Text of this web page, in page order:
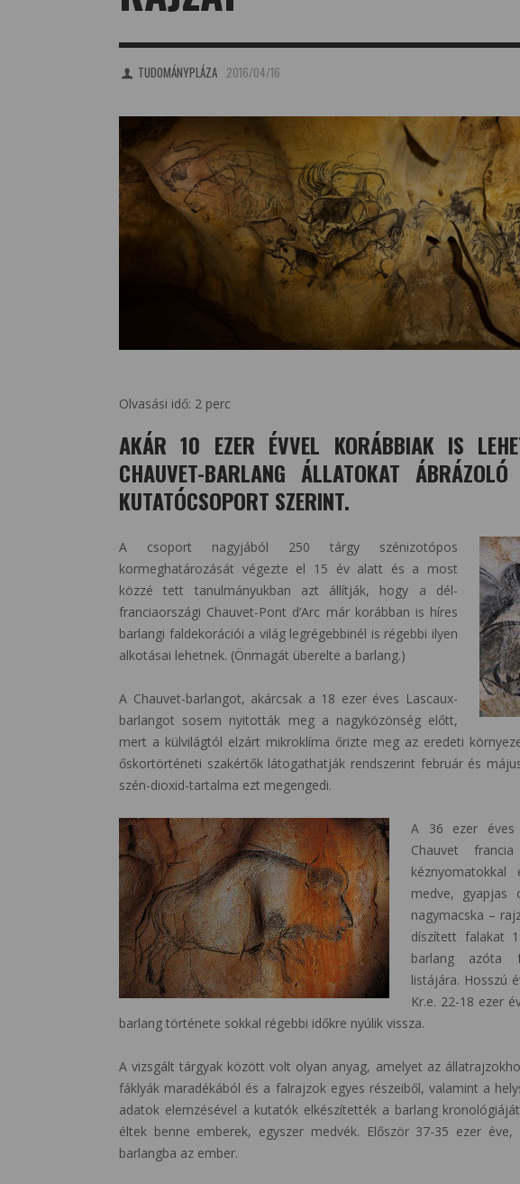
TUDOMÁNYPLÁZA 2016/04/16
Olvasási idő: 2 perc
AKÁR 10 EZER ÉVVEL KORÁBBIAK IS
CHAUVET-BARLANG ÁLLATOKAT
KUTATÓCSOPORT SZERINT.
A csoport nagyjából 250 tárgy szénizotópos
kormeghatározását végezte el 15 év alatt és a most
közzé tett tanulmányukban azt állítják, hogy a dél-
franciaországi Chauvet-Pont d’Arc már korábban is híres
barlangi faldekorációi a világ legrégebbinél is régebbi ilyen
alkotásai lehetnek. (Önmagát überelte a barlang.)
A Chauvet-barlangot, akárcsak a 18 ezer éves Lascaux-
barlangot sosem nyitották meg a nagyközönség előtt,
mert a külvilágtól elzárt mikroklíma őrizte meg az eredeti
őskortörténeti szakértők látogathatják rendszerint február és
szén-dioxid-tartalma ezt megengedi.
A 36 ezer éves
Chauvet
medve, gyapjas
nagymacska –
díszített falakat
barlang azóta
listájára. Hosszú
Kr.e. 22-18 ezer
barlang története sokkal régebbi időkre nyúlik vissza.
A vizsgált tárgyak között volt olyan anyag, amelyet az
fáklyák maradékából és a falrajzok egyes részeiből, valamint a
adatok elemzésével a kutatók elkészítették a barlang
éltek benne emberek, egyszer medvék. Először 37-35 ezer
barlangba az ember.